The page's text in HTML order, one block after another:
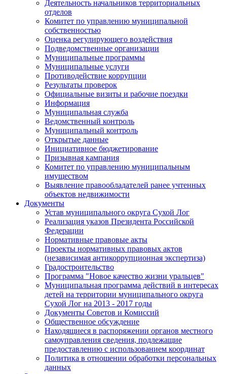
Деятельность начальников территориальных
отделов
Комитет по управлению муниципальной
собственностью
Оценка регулирующего воздействия
Подведомственные организации
Муниципальные программы
Муниципальные услуги
Противодействие коррупции
Результаты проверок
Официальные визиты и рабочие поездки
Информация
Муниципальная служба
Ведомственный контроль
Муниципальный контроль
Открытые данные
Инициативное бюджетирование
Призывная кампания
Комитет по управлению муниципальным
имуществом
Выявление правообладателей ранее учтенных
объектов недвижимости
Документы
Устав муниципального округа Сухой Лог
Реализация указов Президента Российской
Федерации
Нормативные правовые акты
Проекты нормативных правовых актов
(независимая антикоррупционная экспертиза)
Градостроительство
Программа "Новое качество жизни уральцев"
Муниципальная программа действий в интересах
детей на территории муниципального округа
Сухой Лог на 2013 - 2017 годы
Документы Советов и Комиссий
Общественное обсуждение
Находящиеся в распоряжении органов местного
самоуправления сведения, подлежащие
предоставлению с использованием координат
Политика в отношении обработки персональных
данных